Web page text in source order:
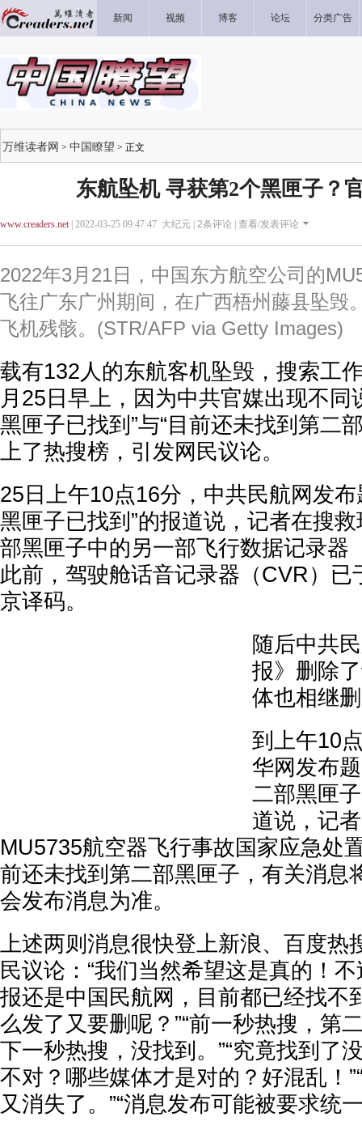
新闻 视频 博客 论坛 分类广告
万维读者网 > 中国瞭望 > 正文
东航坠机 寻获第2个黑匣子？
www.creaders.net| 2022-03-25 09:47:47 大纪元 | 2条评论 | 查看/发表评论
2022年3月21日，中国东方航空公司的
飞往广东广州期间，在广西梧州藤县坠毁
飞机残骸。(STR/AFP via Getty Images)
载有132人的东航客机坠毁，搜索工
月25日早上，因为中共官媒出现不同
黑匣子已找到”与“目前还未找到第二
上了热搜榜，引发网民议论。
25日上午10点16分，中共民航网发
黑匣子已找到”的报道说，记者在搜
部黑匣子中的另一部飞行数据记录器
此前，驾驶舱话音记录器（CVR）已
京译码。
随后中共
报》删除
体也相继
到上午10
华网发布
二部黑匣
道说，记
MU5735航空器飞行事故国家应急处
前还未找到第二部黑匣子，有关消息
会发布消息为准。
上述两则消息很快登上新浪、百度热
民议论：“我们当然希望这是真的！
报还是中国民航网，目前都已经找不
么发了又要删呢？”“前一秒热搜，第
下一秒热搜，没找到。”“究竟找到了
不对？哪些媒体才是对的？好混乱！
又消失了。”“消息发布可能被要求统